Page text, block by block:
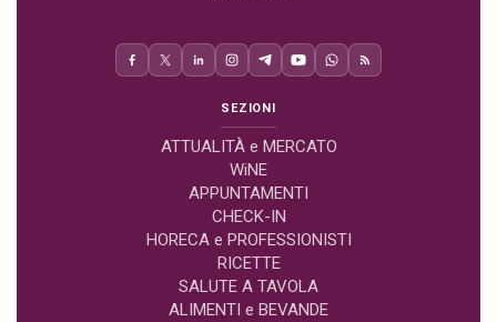
SEZIONI
ATTUALITÀ e MERCATO
WiNE
APPUNTAMENTI
CHECK-IN
HORECA e PROFESSIONISTI
RICETTE
SALUTE A TAVOLA
ALIMENTI e BEVANDE